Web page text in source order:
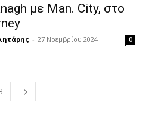
με Man. City, στο
- 27 Νοεμβρίου 2024 0